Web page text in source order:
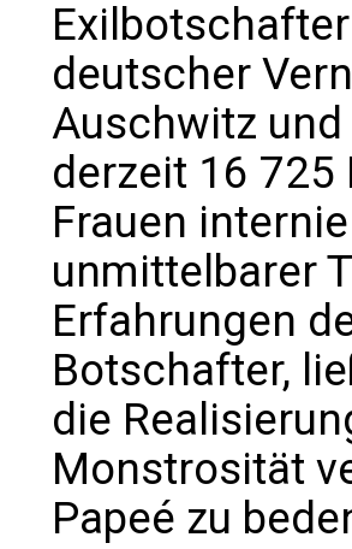
deutscher
Auschwitz und
derzeit 16 725
Frauen
unmittelbarer
Erfahrungen
Botschafter,
die
Monstrosität
Papeé zu